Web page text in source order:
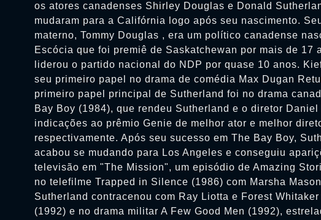
os atores canadenses Shirley Douglas e Donald
mudaram para a Califórnia logo após seu nascimento.
materno, Tommy Douglas , era um político canadense
Escócia que foi premiê de Saskatchewan por mais de 17
liderou o partido nacional do NDP por quase 10 anos.
seu primeiro papel no drama de comédia Max Dugan
primeiro papel principal de Sutherland foi no drama
Bay Boy (1984), que rendeu Sutherland e o diretor Daniel
indicações ao prêmio Genie de melhor ator e melhor
respectivamente. Após seu sucesso em The Bay Boy,
acabou se mudando para Los Angeles e conseguiu
televisão em "The Mission", um episódio de Amazing
no telefilme Trapped in Silence (1986) com Marsha
Sutherland contracenou com Ray Liotta e Forest
(1992) e no drama militar A Few Good Men (1992),